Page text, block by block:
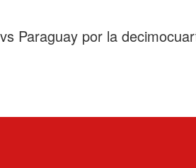
Paraguay por la